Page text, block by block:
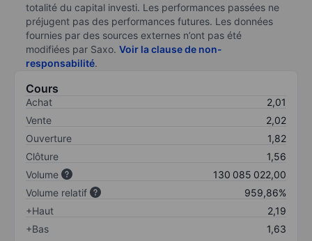
totalité du capital investi. Les performances passées ne
préjugent pas des performances futures. Les données
fournies par des sources externes n’ont pas été
modifiées par Saxo. Voir la clause de non-
responsabilité.
Cours
Achat
2,01
Vente
2,02
Ouverture
1,82
Clôture
1,56
Volume
130 085 022,00
Volume relatif
959,86%
+Haut
2,19
+Bas
1,63